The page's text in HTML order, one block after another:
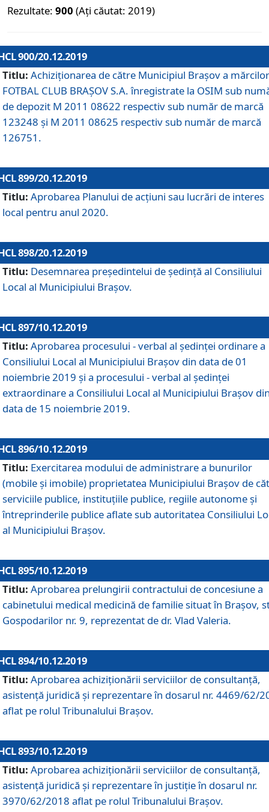
Rezultate: 900 (Ați căutat: 2019)
900/20.12.2019
Titlu: Achiziționarea de către Municipiul Brașov a mărcilor
FOTBAL CLUB BRAȘOV S.A. înregistrate la OSIM sub
de depozit M 2011 08622 respectiv sub număr de marcă
123248 și M 2011 08625 respectiv sub număr de marcă
126751.
899/20.12.2019
Titlu: Aprobarea Planului de acţiuni sau lucrări de interes
local pentru anul 2020.
898/20.12.2019
Titlu: Desemnarea preşedintelui de şedinţă al Consiliului
Local al Municipiului Braşov.
897/10.12.2019
Titlu: Aprobarea procesului - verbal al şedinţei ordinare a
Consiliului Local al Municipiului Brașov din data de 01
noiembrie 2019 și a procesului - verbal al ședinței
extraordinare a Consiliului Local al Municipiului Brașov
data de 15 noiembrie 2019.
896/10.12.2019
Titlu: Exercitarea modului de administrare a bunurilor
(mobile și imobile) proprietatea Municipiului Brașov de
serviciile publice, instituțiile publice, regiile autonome și
întreprinderile publice aflate sub autoritatea Consiliului
al Municipiului Brașov.
895/10.12.2019
Titlu: Aprobarea prelungirii contractului de concesiune a
cabinetului medical medicină de familie situat în Braşov,
Gospodarilor nr. 9, reprezentat de dr. Vlad Valeria.
894/10.12.2019
Titlu: Aprobarea achiziţionării serviciilor de consultanţă,
asistenţă juridică şi reprezentare în dosarul nr. 4469/62/
aflat pe rolul Tribunalului Braşov.
893/10.12.2019
Titlu: Aprobarea achiziţionării serviciilor de consultanţă,
asistenţă juridică şi reprezentare în justiţie în dosarul nr.
3970/62/2018 aflat pe rolul Tribunalului Braşov.